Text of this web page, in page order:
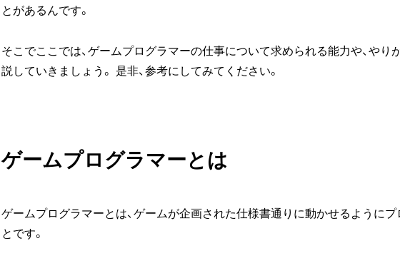
とがあるんです。
そこでここでは、ゲームプログラマーの仕事について求められる能力や、や
説していきましょう。 是非、参考にしてみてください。
ゲームプログラマーとは
ゲームプログラマーとは、ゲームが企画された仕様書通りに動かせるように
とです。